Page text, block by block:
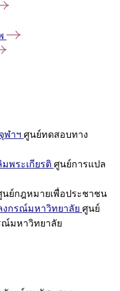
ฬาฯ ศูนย์ทดสอบทาง
พระเกียรติ ศูนย์การแปล
นย์กฎหมายเพื่อประชาชน
งกรณ์มหาวิทยาลัย ศูนย์
ณ์มหาวิทยาลัย